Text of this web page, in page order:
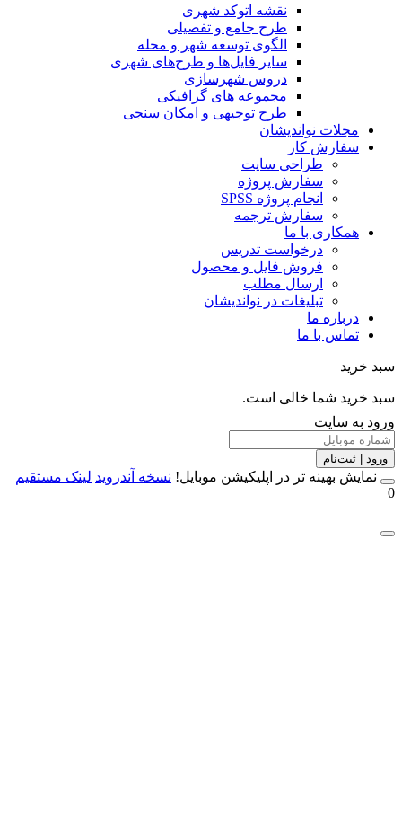
نقشه اتوکد شهری
طرح جامع و تفصیلی
الگوی توسعه شهر و محله
سایر فایل‌ها و طرح‌های شهری
دروس شهرسازی
مجموعه های گرافیکی
طرح توجیهی و امکان سنجی
مجلات نواندیشان
سفارش کار
طراحی سایت
سفارش پروژه
انجام پروژه SPSS
سفارش ترجمه
همکاری با ما
درخواست تدریس
فروش فایل و محصول
ارسال مطلب
تبلیغات در نواندیشان
درباره ما
تماس با ما
خرید شما خالی است.
به سایت
| ثبت‌نام
بهینه تر در اپلیکیشن موبایل!نسخه آندروید لینک مستقیم